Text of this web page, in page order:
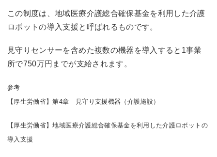
この制度は、地域医療介護総合確保基金を利用した介護
ロボットの導入支援と呼ばれるものです。
見守りセンサーを含めた複数の機器を導入すると1事業
所で750万円までが支給されます。
参考
【厚生労働省】第4章 見守り支援機器（介護施設）
【厚生労働省】地域医療介護総合確保基金を利用した介護ロボットの
導入支援